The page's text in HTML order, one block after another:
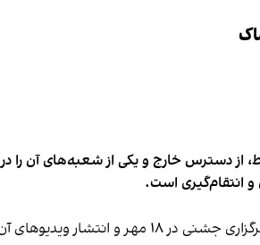
دسترس خارج و یکی از شعبه‌های آن را در
و انتقام‌گیری است.
برخی رسانه‌ها در ایران گزارش دادند فروشگاه جین‌وست در خیابان فرشته